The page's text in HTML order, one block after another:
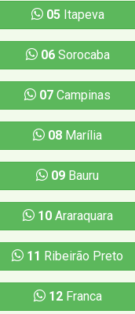
05Itapeva
06Sorocaba
07 Campinas
08 Marília
09 Bauru
10Araraquara
11 Ribeirão Preto
12Franca